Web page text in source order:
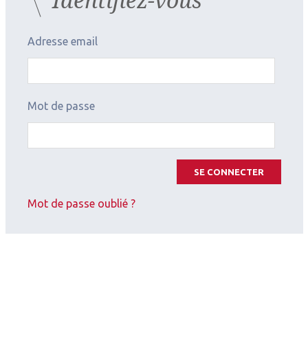
Adresse email
Mot de passe
SE CONNECTER
Mot de passe oublié ?